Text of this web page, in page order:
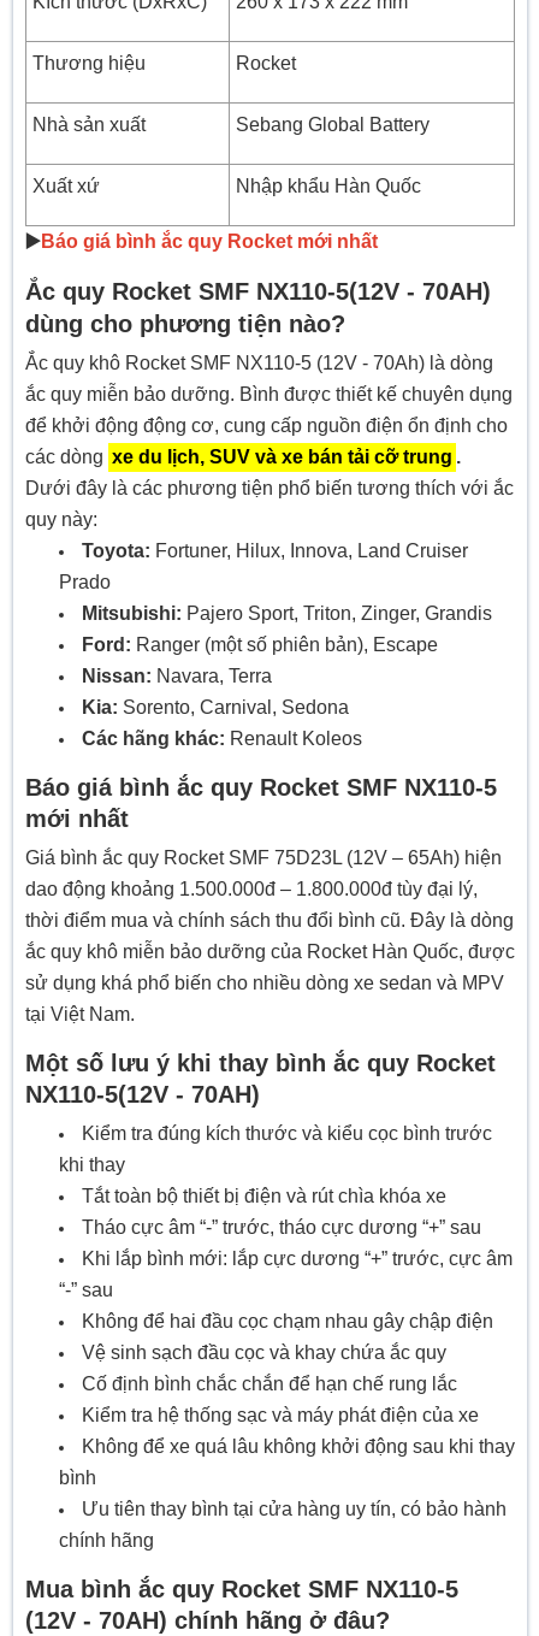
Thương hiệu Rocket
Nhà sản xuất Sebang Global Battery
Xuất xứ Nhập khẩu Hàn Quốc
▶️Báo giá bình ắc quy Rocket mới nhất
Ắc quy Rocket SMF NX110-5(12V - 70AH)
dùng cho phương tiện nào?
Ắc quy khô Rocket SMF NX110-5 (12V - 70Ah)là dòng
ắc quy miễn bảo dưỡng. Bình được thiết kế chuyên dụng
để khởi động động cơ, cung cấp nguồn điện ổn định cho
các dòng xe du lịch, SUV và xe bán tảicỡ trung .
Dưới đây là các phương tiện phổ biến tương thích với ắc
quy này:
Toyota: Fortuner, Hilux, Innova, Land Cruiser
Prado
Mitsubishi: Pajero Sport, Triton, Zinger, Grandis
Ford: Ranger (một số phiên bản), Escape
Nissan: Navara, Terra
Kia: Sorento, Carnival, Sedona
Các hãng khác: Renault Koleos
Báo giá bình ắc quy Rocket SMF NX110-5
mới nhất
Giá bình ắc quy Rocket SMF 75D23L (12V – 65Ah) hiện
dao động khoảng 1.500.000đ – 1.800.000đ tùy đại lý,
thời điểm mua và chính sách thu đổi bình cũ. Đây là dòng
ắc quy khô miễn bảo dưỡng của Rocket Hàn Quốc, được
sử dụng khá phổ biến cho nhiều dòng xe sedan và MPV
tại Việt Nam.
Một số lưu ý khi thay bình ắc quy Rocket
NX110-5(12V - 70AH)
Kiểm tra đúng kích thước và kiểu cọc bình trước
khi thay
Tắt toàn bộ thiết bị điện và rút chìa khóa xe
Tháo cực âm “-” trước, tháo cực dương “+” sau
Khi lắp bình mới: lắp cực dương “+” trước, cực âm
“-” sau
Không để hai đầu cọc chạm nhau gây chập điện
Vệ sinh sạch đầu cọc và khay chứa ắc quy
Cố định bình chắc chắn để hạn chế rung lắc
Kiểm tra hệ thống sạc và máy phát điện của xe
Không để xe quá lâu không khởi động sau khi thay
bình
Ưu tiên thay bình tại cửa hàng uy tín, có bảo hành
chính hãng
Mua bình ắc quy Rocket SMF NX110-5
(12V - 70AH) chính hãng ở đâu?